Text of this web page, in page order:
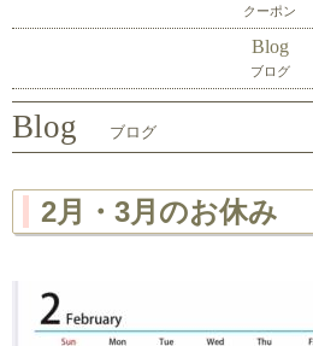
クーポン
Blog
ブログ
Blog ブログ
2月・3月のお休み